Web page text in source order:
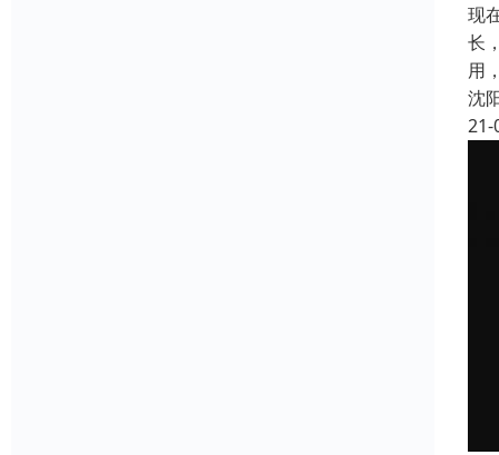
现
长
用
沈
21-